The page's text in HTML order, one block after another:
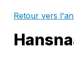
Retour vers